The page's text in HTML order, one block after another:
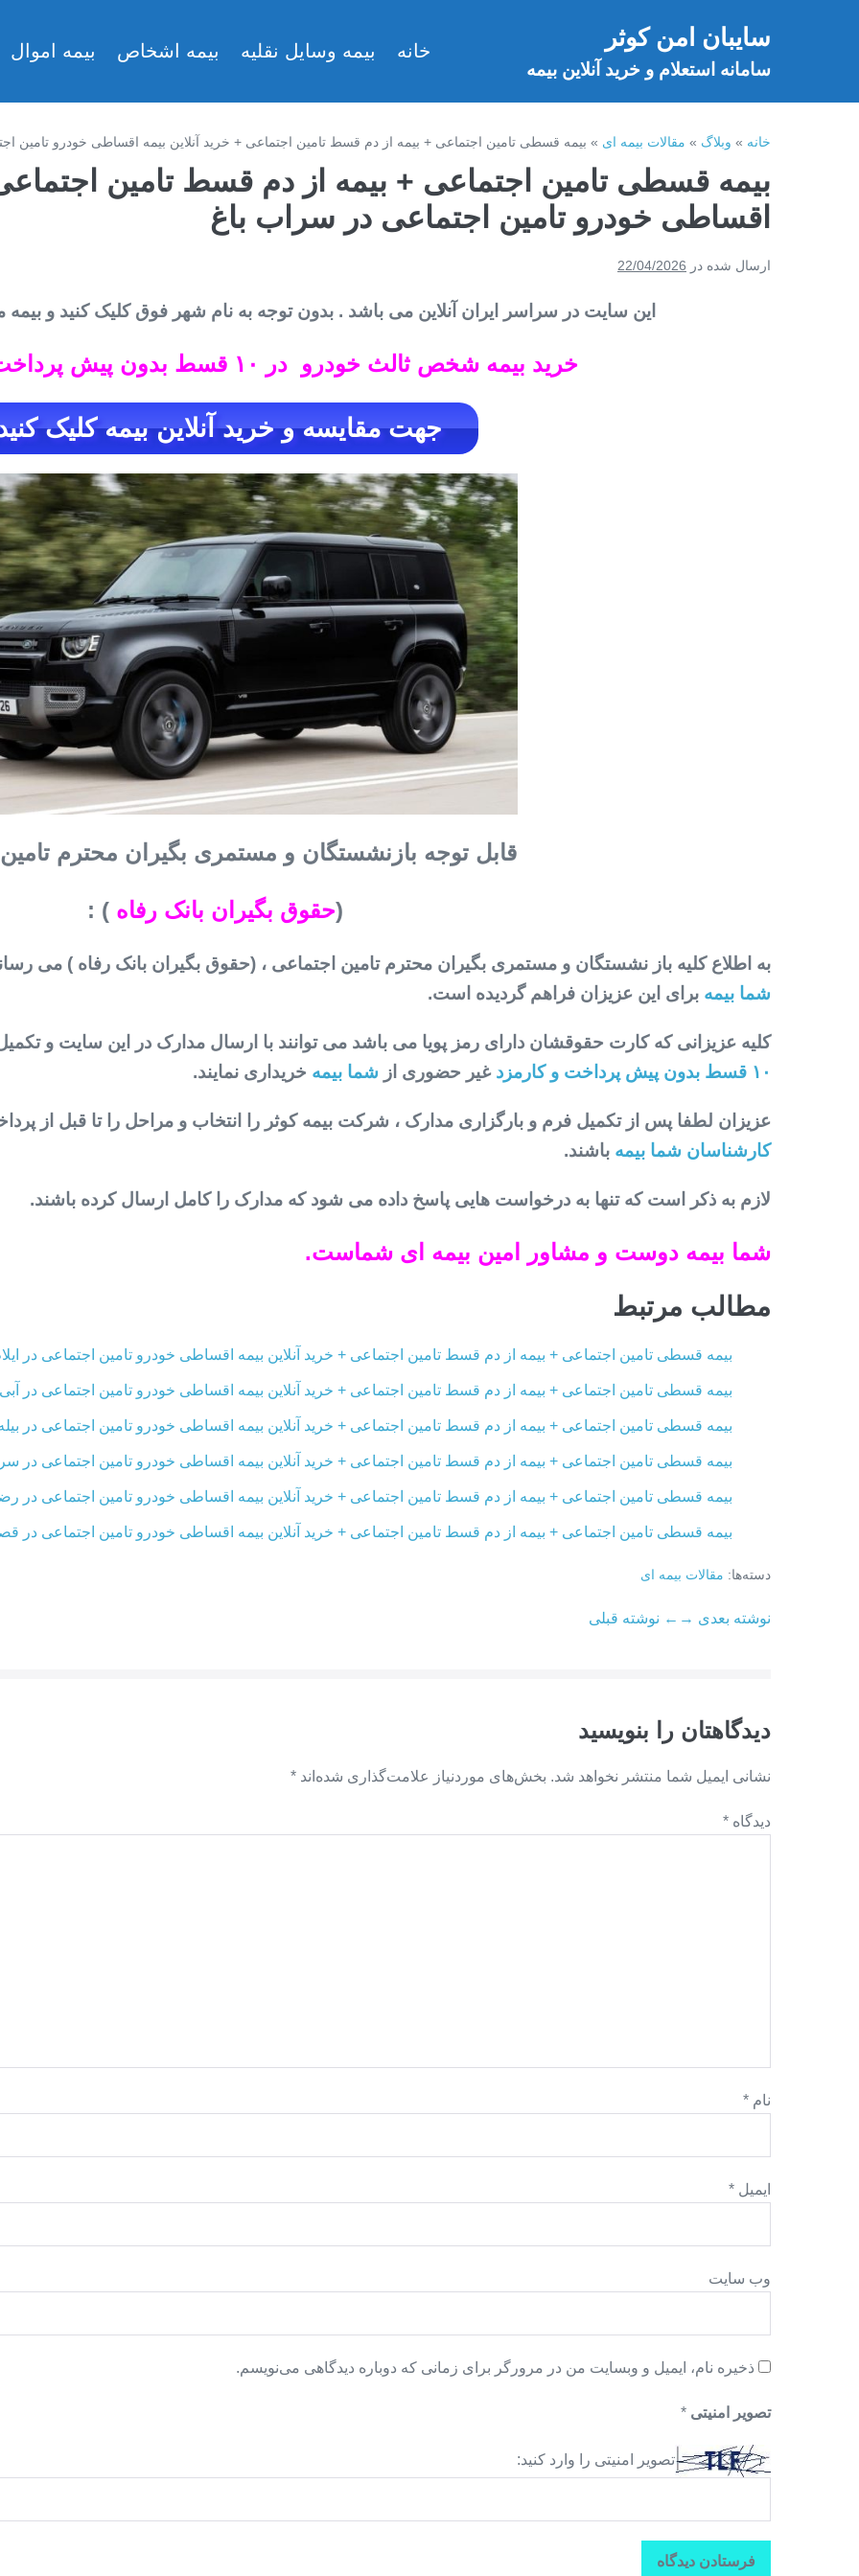
سایبان امن کوثر
سامانه استعلام و خرید آنلاین بیمه
خانه بیمه وسایل نقلیه بیمه اشخاص بیمه اموال
خانه » وبلاگ » مقالات بیمه ای » بیمه قسطی تامین اجتماعی + بیمه از دم قسط تامین اجتماعی + خرید آنلاین بیمه اقساطی خودرو تامین
بیمه قسطی تامین اجتماعی + بیمه از دم قسط تامین اجتماعی
اقساطی خودرو تامین اجتماعی در سراب باغ
ارسال شده در 22/04/2026
این سایت در سراسر ایران آنلاین می باشد . بدون توجه به نام شهر فوق کلیک کنید و بیمه
خرید بیمه شخص ثالث خودرو در ۱۰ قسط بدون پیش پرداخت تامین اجتماعی
جهت مقایسه و خرید آنلاین بیمه کلیک
قابل توجه بازنشستگان و مستمری بگیران محترم
(حقوق بگیران بانک رفاه ) :
به اطلاع کلیه باز نشستگان و مستمری بگیران محترم تامین اجتماعی ، (حقوق بگیران بانک رفاه ) می
شما بیمه برای این عزیزان فراهم گردیده است.
کلیه عزیزانی که کارت حقوقشان دارای رمز پویا می باشد می توانند با ارسال مدارک در این سایت و
۱۰ قسط بدون پیش پرداخت و کارمزد
غیر حضوری از شما بیمه خریداری نمایند.
عزیزان لطفا پس از تکمیل فرم و بارگزاری مدارک ، شرکت بیمه کوثر را انتخاب و مراحل را تا قبل از
کارشناسان شما بیمه باشند.
لازم به ذکر است که تنها به درخواست هایی پاسخ داده می شود که مدارک را کامل ارسال کرده باشند.
شما بیمه دوست و مشاور امین بیمه ای شماست.
مطالب مرتبط
بیمه قسطی تامین اجتماعی + بیمه از دم قسط تامین اجتماعی + خرید آنلاین بیمه اقساطی خودرو تامین اجتماعی در
بیمه قسطی تامین اجتماعی + بیمه از دم قسط تامین اجتماعی + خرید آنلاین بیمه اقساطی خودرو تامین اجتماعی در آبی
بیمه قسطی تامین اجتماعی + بیمه از دم قسط تامین اجتماعی + خرید آنلاین بیمه اقساطی خودرو تامین اجتماعی در
بیمه قسطی تامین اجتماعی + بیمه از دم قسط تامین اجتماعی + خرید آنلاین بیمه اقساطی خودرو تامین اجتماعی در
بیمه قسطی تامین اجتماعی + بیمه از دم قسط تامین اجتماعی + خرید آنلاین بیمه اقساطی خودرو تامین اجتماعی در
بیمه قسطی تامین اجتماعی + بیمه از دم قسط تامین اجتماعی + خرید آنلاین بیمه اقساطی خودرو تامین اجتماعی در
دسته‌ها: مقالات بیمه ای
ناوبری
← نوشته قبلی نوشته بعدی →
دیدگاهتان را بنویسید
نشانی ایمیل شما منتشر نخواهد شد. بخش‌های موردنیاز علامت‌گذاری شده‌اند *
دیدگاه *
نام *
ایمیل *
وب‌ سایت
ذخیره نام، ایمیل و وبسایت من در مرورگر برای زمانی که دوباره دیدگاهی می‌نویسم.
تصویر امنیتی *
تصویر امنیتی را وارد کنید: